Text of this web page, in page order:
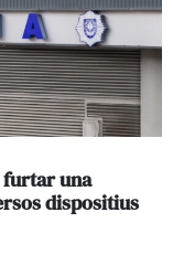
furtar una
dispositius